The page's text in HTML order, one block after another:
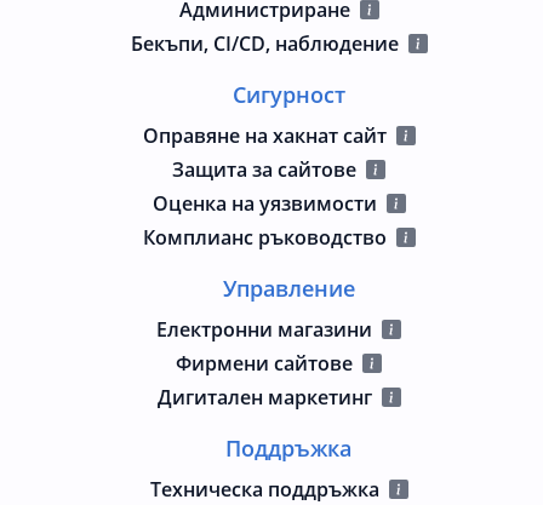
Администриране
Бекъпи, CI/CD, наблюдение
Сигурност
Оправяне на хакнат сайт
Защита за сайтове
Оценка на уязвимости
Комплианс ръководство
Управление
Електронни магазини
Фирмени сайтове
Дигитален маркетинг
Поддръжка
Техническа поддръжка